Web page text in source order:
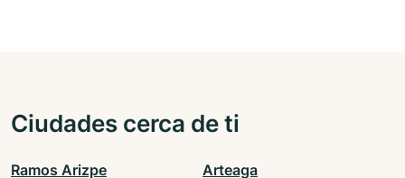
Ciudades cerca de ti
Ramos Arizpe Arteaga